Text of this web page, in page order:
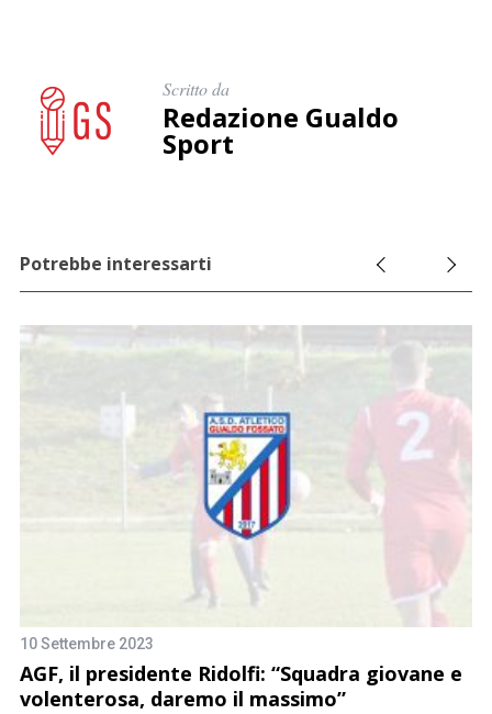
Scritto da
Redazione Gualdo
Sport
Potrebbe interessarti
10 Settembre 2023
AGF, il presidente Ridolfi: “Squadra giovane e
volenterosa, daremo il massimo”
: